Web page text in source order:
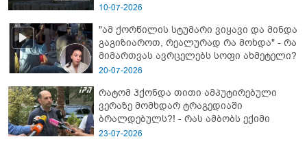
10-07-2026
"ამ ქორწილის სტუმარი ვიყავი და მინდა
გაგიზიაროთ, რეალურად რა მოხდა" - რა
მიმართვას ავრცელებს სოფი ახმეტელი?
20-07-2026
რატომ ჰქონდა თითი ამპუტირებული
ვერაზე მომხდარ ტრაგედიაში
ბრალდებულს?! - რას ამბობს ექიმი
23-07-2026